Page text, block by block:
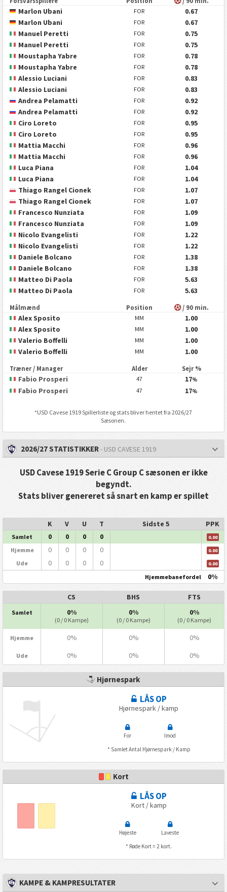
Marlon Ubani FOR
0.67
Marlon Ubani
FOR
0.67
Manuel Peretti
FOR
0.75
Manuel Peretti
FOR
0.75
Moustapha Yabre
FOR
0.78
Moustapha Yabre
FOR
0.78
Alessio Luciani
FOR
0.83
Alessio Luciani
FOR
0.83
Andrea Pelamatti
FOR
0.92
Andrea Pelamatti
FOR
0.92
Ciro Loreto
FOR
0.95
Ciro Loreto
FOR
0.95
Mattia Macchi
FOR
0.96
Mattia Macchi
FOR
0.96
Luca Piana
FOR
1.04
Luca Piana
FOR
1.04
Thiago Rangel Cionek
FOR
1.07
Thiago Rangel Cionek
FOR
1.07
Francesco Nunziata
FOR
1.09
Francesco Nunziata
FOR
1.09
Nicolo Evangelisti
FOR
1.22
Nicolo Evangelisti
FOR
1.22
Daniele Bolcano
FOR
1.38
Daniele Bolcano
FOR
1.38
Matteo Di Paola
FOR
5.63
Matteo Di Paola
FOR 5.63
Målmænd Position / 90 min.
Alex Sposito MM
1.00
Alex Sposito
MM
1.00
Valerio Boffelli
MM
1.00
Valerio Boffelli
MM 1.00
Træner / Manager Alder Sejr %
Fabio Prosperi 47 17%
Fabio Prosperi 47 17%
*USD Cavese 1919Spillerliste og stats bliver hentet fra 2026/27
Sæsonen.
2026/27 STATISTIKKER- USD CAVESE 1919
USD Cavese 1919 Serie C Group C sæsonen er ikke
begyndt.
Stats bliver genereret så snart en kamp er spillet
K V U T Sidste 5 PPK
Samlet 0 0 0 0 0.00
Hjemme 0 0 0 0 0.00
Ude 0 0 0 0 0.00
Hjemmebanefordel 0%
CS BHS FTS
Samlet 0%
(0 / 0 Kampe)
0%
(0 / 0 Kampe)
0%
(0 / 0 Kampe)
Hjemme 0% 0% 0%
Ude 0% 0% 0%
Hjørnespark
LÅS OP
Hjørnespark / kamp
For
Imod
* Samlet Antal Hjørnespark / Kamp
Kort
LÅS OP
Kort / kamp
Højeste
Laveste
* Røde Kort = 2 kort.
KAMPE & KAMPRESULTATER